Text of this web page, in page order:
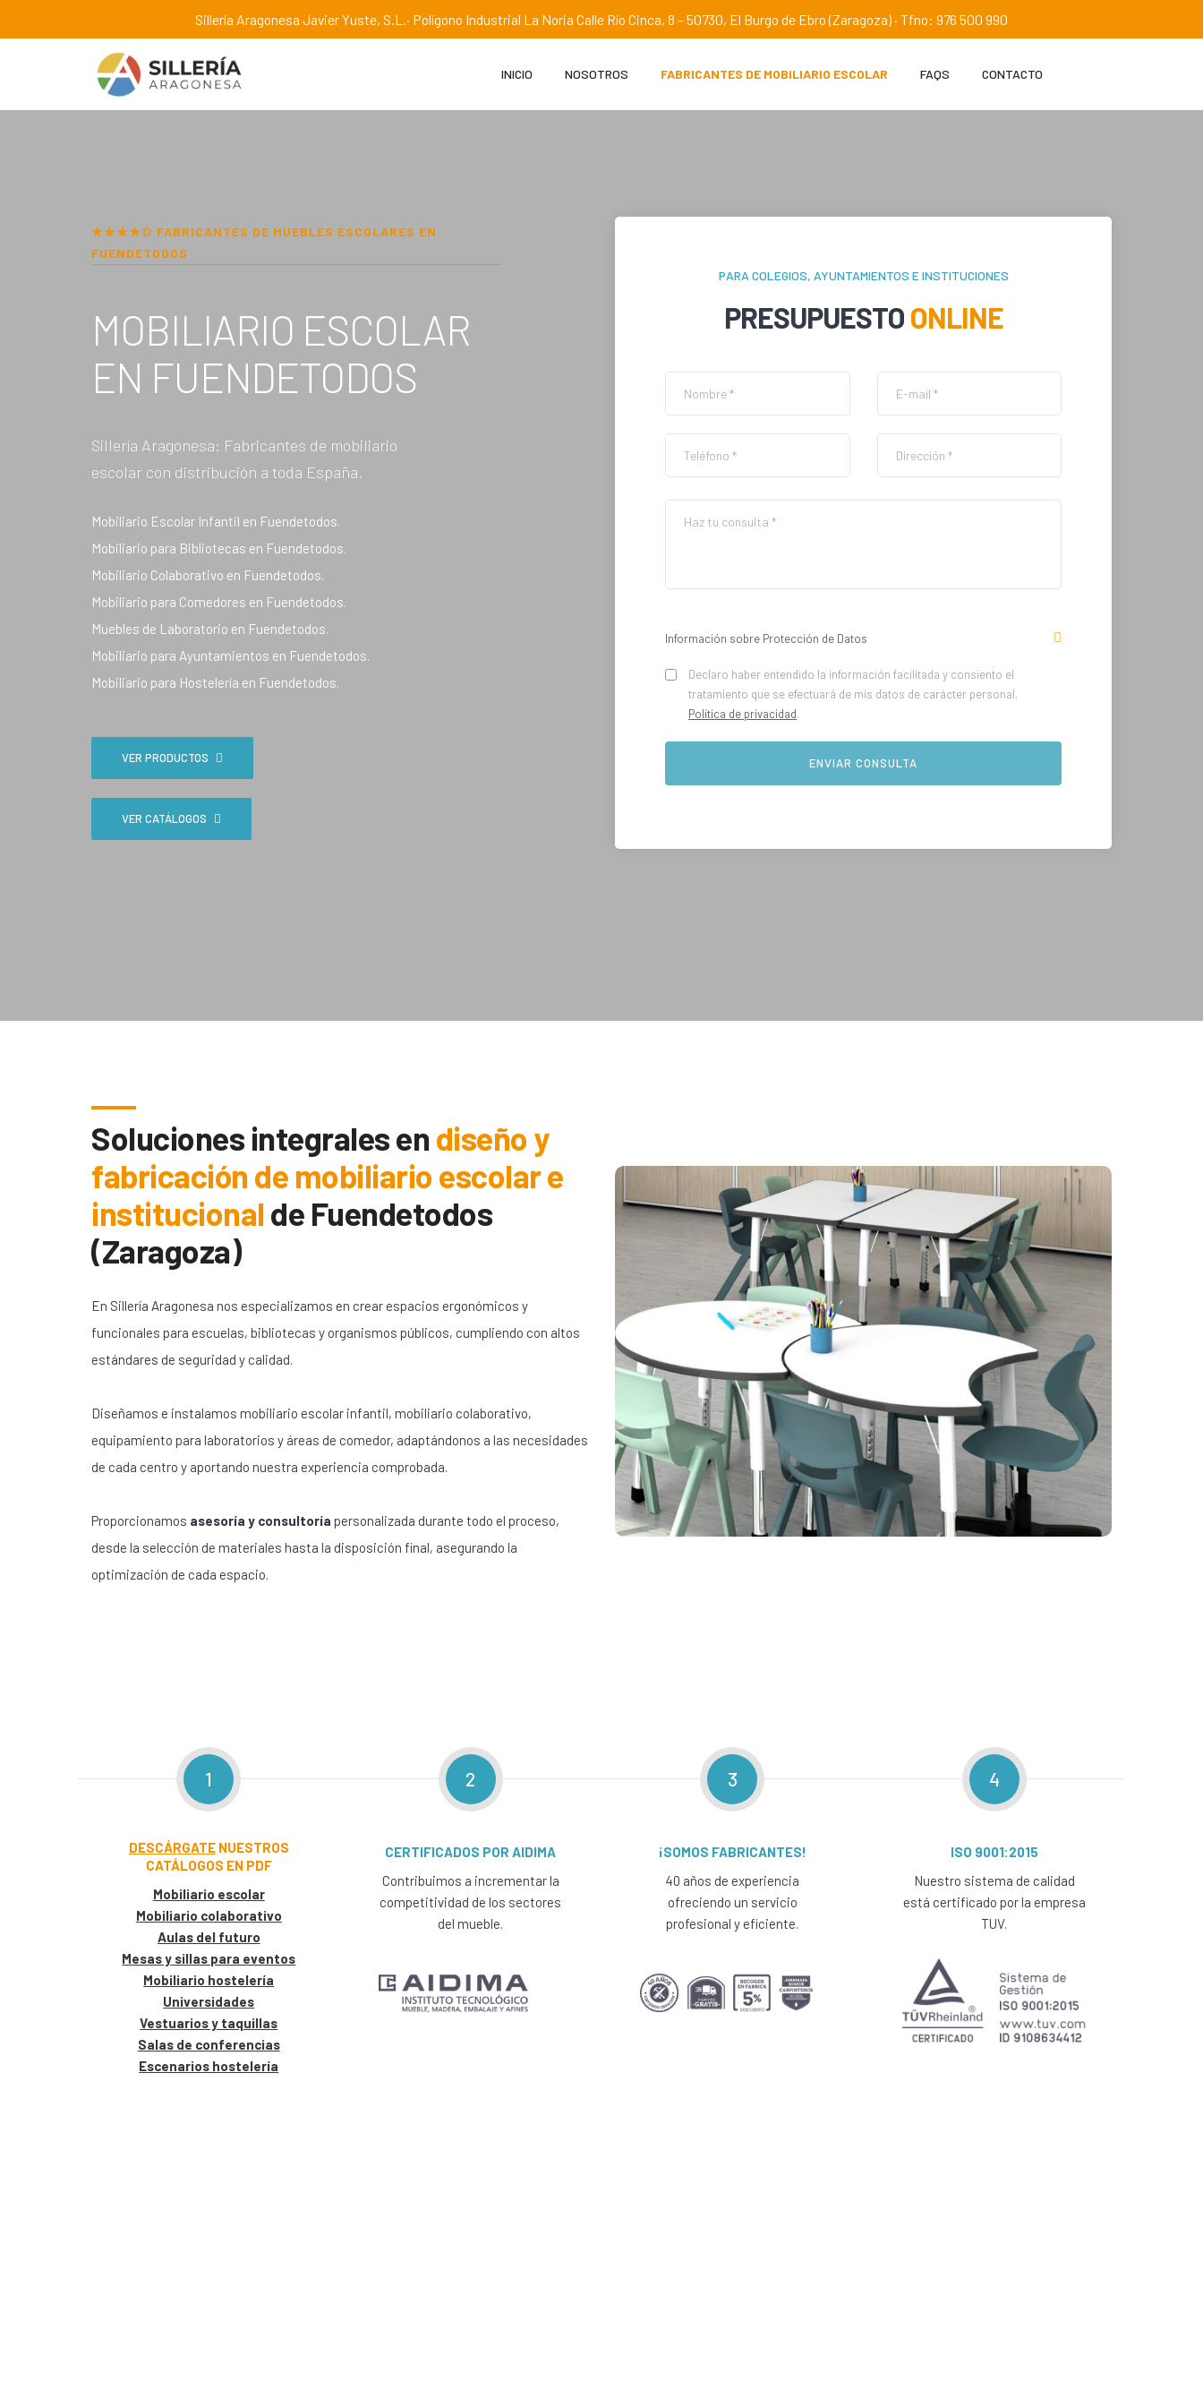
Sillería Aragonesa Javier Yuste, S.L.· Polígono Industrial La Noria Calle Río Cinca, 8 – 50730, El Burgo de Ebro (Zaragoza) · Tfno: 976 500 990
INICIO NOSOTROS FABRICANTES DE MOBILIARIO ESCOLAR FAQS CONTACTO
★★★★✩ FABRICANTES DE MUEBLES ESCOLARES EN
FUENDETODOS
MOBILIARIO ESCOLAR
EN FUENDETODOS
Sillería Aragonesa: Fabricantes de mobiliario
escolar con distribución a toda España.
Mobiliario Escolar Infantil en Fuendetodos.
Mobiliario para Bibliotecas en Fuendetodos.
Mobiliario Colaborativo en Fuendetodos.
Mobiliario para Comedores en Fuendetodos.
Muebles de Laboratorio en Fuendetodos.
Mobiliario para Ayuntamientos en Fuendetodos.
Mobiliario para Hostelería en Fuendetodos.
VER PRODUCTOS
VER CATÁLOGOS
PARA COLEGIOS, AYUNTAMIENTOS E INSTITUCIONES
PRESUPUESTO ONLINE
Información sobre Protección de Datos
Declaro haber entendido la información facilitada y consiento el
tratamiento que se efectuará de mis datos de carácter personal.
Política de privacidad.
Soluciones integrales endiseño y
fabricación de mobiliario escolar e
institucionalde Fuendetodos
(Zaragoza)
En Sillería Aragonesa nos especializamos en crear espacios ergonómicos y
funcionales para escuelas, bibliotecas y organismos públicos, cumpliendo con altos
estándares de seguridad y calidad.
Diseñamos e instalamos mobiliario escolar infantil, mobiliario colaborativo,
equipamiento para laboratorios y áreas de comedor, adaptándonos a las necesidades
de cada centro y aportando nuestra experiencia comprobada.
Proporcionamos asesoría y consultoría personalizada durante todo el proceso,
desde la selección de materiales hasta la disposición final, asegurando la
optimización de cada espacio.
1
DESCÁRGATENUESTROS
CATÁLOGOS EN PDF
Mobiliario escolar
Mobiliario colaborativo
Aulas del futuro
Mesas y sillas para eventos
Mobiliario hostelería
Universidades
Vestuarios y taquillas
Salas de conferencias
Escenarios hostelería
2
CERTIFICADOS POR AIDIMA
Contribuimos a incrementar la
competitividad de los sectores
del mueble.
3
¡SOMOS FABRICANTES!
40 años de experiencia
ofreciendo un servicio
profesional y eficiente.
4
ISO 9001:2015
Nuestro sistema de calidad
está certificado por la empresa
TUV.